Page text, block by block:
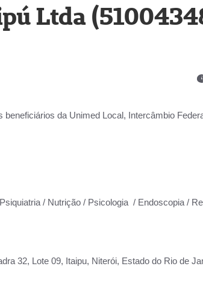
Ltda
beneficiários da Unimed Local, Intercâmbio
/ Nutrição / Psicologia / Endoscopia /
32, Lote 09, Itaipu, Niterói, Estado do Rio de